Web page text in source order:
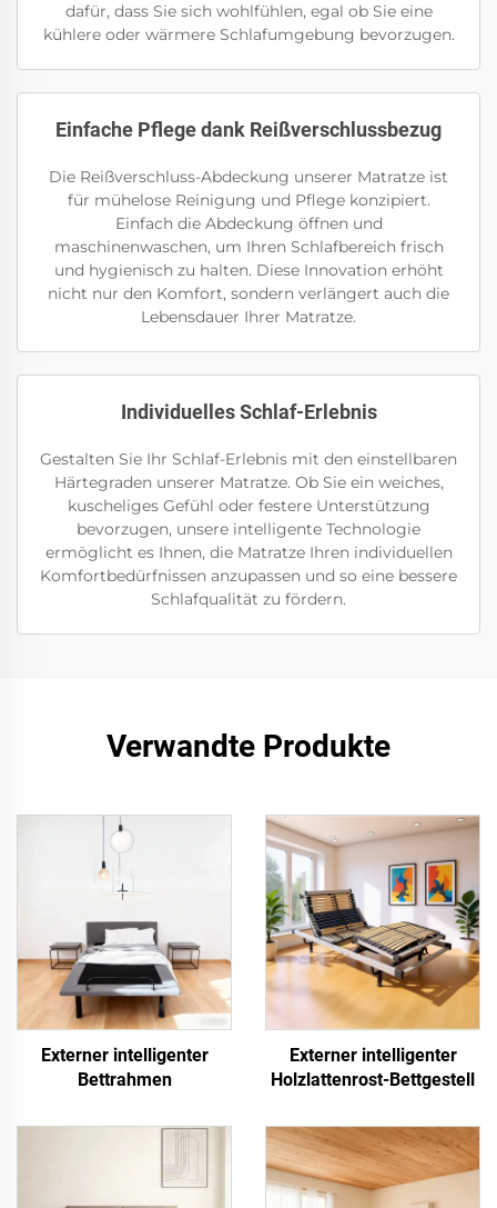
dafür, dass Sie sich wohlfühlen, egal ob Sie eine
kühlere oder wärmere Schlafumgebung bevorzugen.
Einfache Pflege dank Reißverschlussbezug
Die Reißverschluss-Abdeckung unserer Matratze ist
für mühelose Reinigung und Pflege konzipiert.
Einfach die Abdeckung öffnen und
maschinenwaschen, um Ihren Schlafbereich frisch
und hygienisch zu halten. Diese Innovation erhöht
nicht nur den Komfort, sondern verlängert auch die
Lebensdauer Ihrer Matratze.
Individuelles Schlaf-Erlebnis
Gestalten Sie Ihr Schlaf-Erlebnis mit den einstellbaren
Härtegraden unserer Matratze. Ob Sie ein weiches,
kuscheliges Gefühl oder festere Unterstützung
bevorzugen, unsere intelligente Technologie
ermöglicht es Ihnen, die Matratze Ihren individuellen
Komfortbedürfnissen anzupassen und so eine bessere
Schlafqualität zu fördern.
Verwandte Produkte
Externer intelligenter
Bettrahmen
Externer intelligenter
Holzlattenrost-Bettgestell